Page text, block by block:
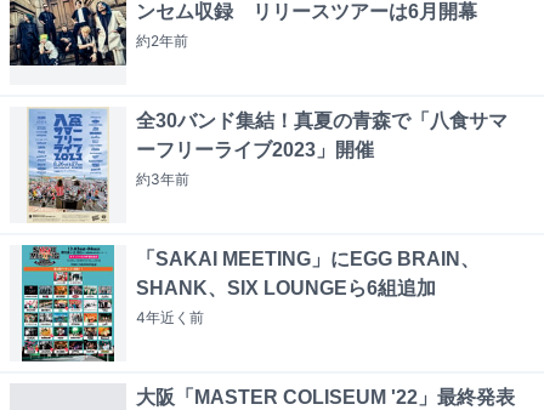
ンセム収録 リリースツアーは6月開幕
約2年前
全30バンド集結！真夏の青森で「八食サマ
ーフリーライブ2023」開催
約3年前
「SAKAI MEETING」にEGG BRAIN、
SHANK、SIX LOUNGEら6組追加
4年近く 前
大阪「MASTER COLISEUM '22」最終発表